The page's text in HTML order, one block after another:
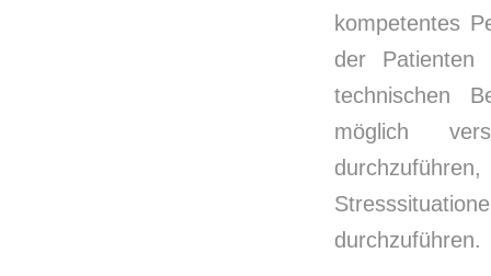
kompetentes
der
technischen
möglich
durchzuführen.